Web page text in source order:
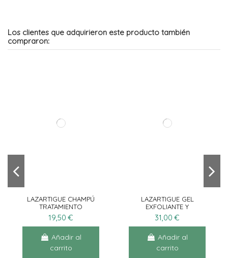
Los clientes que adquirieron este producto también
compraron:
LAZARTIGUE CHAMPÚ
TRATAMIENTO
ANTICASPA 250 ML
19,50 €
Añadir al
carrito
LAZARTIGUE GEL
EXFOLIANTE Y
CLARIFICANTE 75ML
31,00 €
Añadir al
carrito